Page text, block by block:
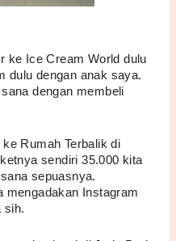
ke Ice Cream World dulu
dulu dengan anak saya.
dengan membeli
Rumah Terbalik di
sendiri 35.000 kita
sepuasnya.
Instagram
sih.